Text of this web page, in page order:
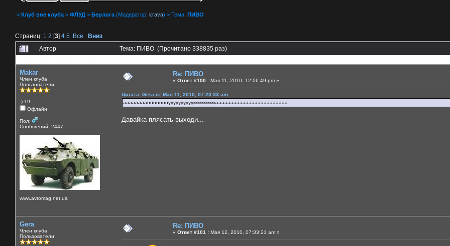
> Клуб вне клуба > ФЛУД > Берлога (Модератор: krava) > Тема: ПИВО
Страниц: 1 2 [3] 4 5 Все Вниз
Автор Тема: ПИВО (Прочитано 338835 раз)
Makar
Член клуба
Пользователи
:) 19
Офлайн
Пол:
Сообщений: 2447
www.avtomag.net.ua
Re: ПИВО
« Ответ #100 : Мая 11, 2010, 12:06:49 pm »
Цитата: Gera от Мая 11, 2010, 07:20:33 am
аааааааанннннннуууууууууукккккккккккаааааааааааааааааааааааа
Давайка плясать выходи...
Gera
Член клуба
Пользователи
Re: ПИВО
« Ответ #101 : Мая 12, 2010, 07:33:21 am »